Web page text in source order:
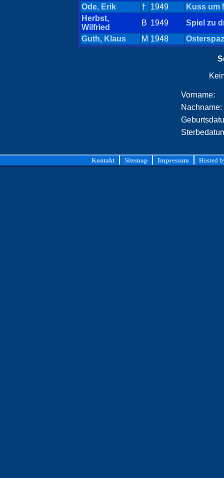
Ode, Erik
† 1949
Kuss um
Herbst,
Wilfried
B 1949
Spiel zu
Guth, Klaus
M 1948
Vorname:
Nachname:
Kontakt Sitemap Impressum Hosted